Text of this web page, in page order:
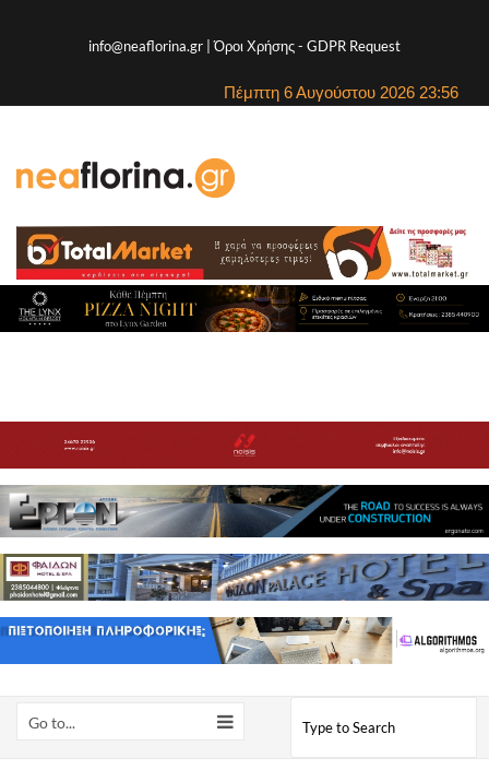
info@neaflorina.gr |Όροι Χρήσης- GDPR Request
Πέμπτη 6 Αυγούστου 2026 23:56
Go to...